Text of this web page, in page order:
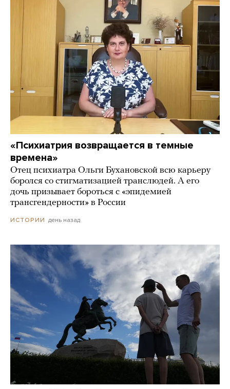
«Психиатрия возвращается в темные
времена»
Отец психиатра Ольги Бухановской всю карьеру
боролся со стигматизацией транслюдей. А его
дочь призывает бороться с «эпидемией
трансгендерности» в России
ИСТОРИИ день назад